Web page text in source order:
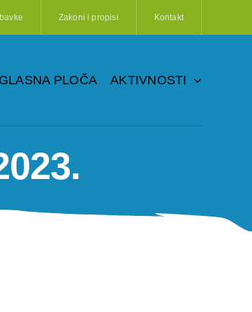
Zakoni i propisi Kontakt
PLOČA AKTIVNOSTI